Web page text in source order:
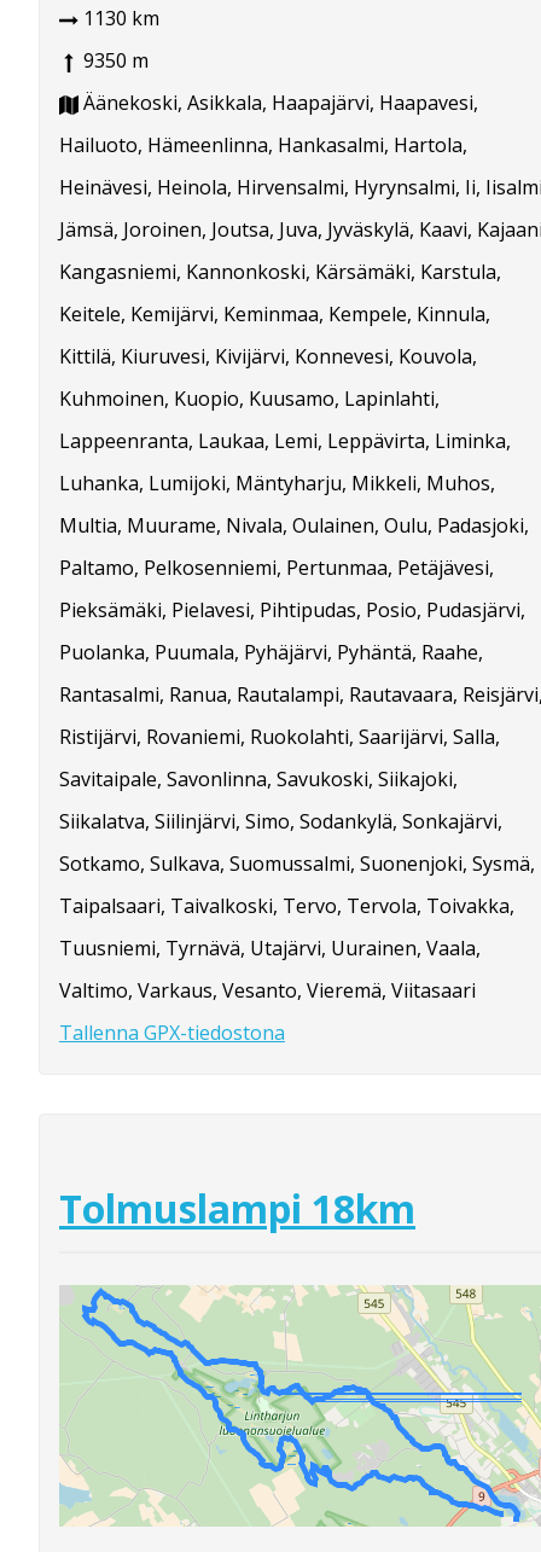
1130 km
9350 m
Äänekoski, Asikkala, Haapajärvi, Haapavesi,
Hailuoto, Hämeenlinna, Hankasalmi, Hartola,
Heinävesi, Heinola, Hirvensalmi, Hyrynsalmi, Ii,
Jämsä, Joroinen, Joutsa, Juva, Jyväskylä, Kaavi,
Kangasniemi, Kannonkoski, Kärsämäki, Karstula,
Keitele, Kemijärvi, Keminmaa, Kempele, Kinnula,
Kittilä, Kiuruvesi, Kivijärvi, Konnevesi, Kouvola,
Kuhmoinen, Kuopio, Kuusamo, Lapinlahti,
Lappeenranta, Laukaa, Lemi, Leppävirta, Liminka,
Luhanka, Lumijoki, Mäntyharju, Mikkeli, Muhos,
Multia, Muurame, Nivala, Oulainen, Oulu, Padasjoki,
Paltamo, Pelkosenniemi, Pertunmaa, Petäjävesi,
Pieksämäki, Pielavesi, Pihtipudas, Posio, Pudasjärvi,
Puolanka, Puumala, Pyhäjärvi, Pyhäntä, Raahe,
Rantasalmi, Ranua, Rautalampi, Rautavaara,
Ristijärvi, Rovaniemi, Ruokolahti, Saarijärvi, Salla,
Savitaipale, Savonlinna, Savukoski, Siikajoki,
Siikalatva, Siilinjärvi, Simo, Sodankylä, Sonkajärvi,
Sotkamo, Sulkava, Suomussalmi, Suonenjoki, Sysmä,
Taipalsaari, Taivalkoski, Tervo, Tervola, Toivakka,
Tuusniemi, Tyrnävä, Utajärvi, Uurainen, Vaala,
Valtimo, Varkaus, Vesanto, Vieremä, Viitasaari
Tallenna GPX-tiedostona
Tolmuslampi 18km